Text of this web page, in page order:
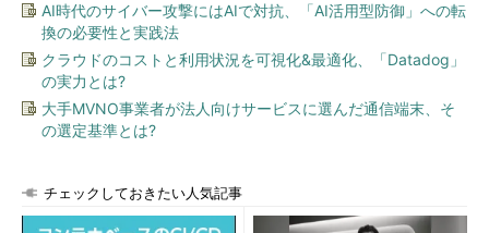
AI時代のサイバー攻撃にはAIで対抗、「AI活用型防御」への転
換の必要性と実践法
クラウドのコストと利用状況を可視化&最適化、「Datadog」
の実力とは?
大手MVNO事業者が法人向けサービスに選んだ通信端末、そ
の選定基準とは?
チェックしておきたい人気記事